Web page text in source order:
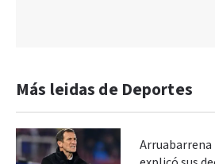
Más leidas de Deportes